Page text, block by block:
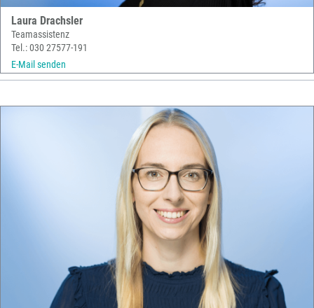
Laura Drachsler
Teamassistenz
Tel.: 030 27577-191
E-Mail senden